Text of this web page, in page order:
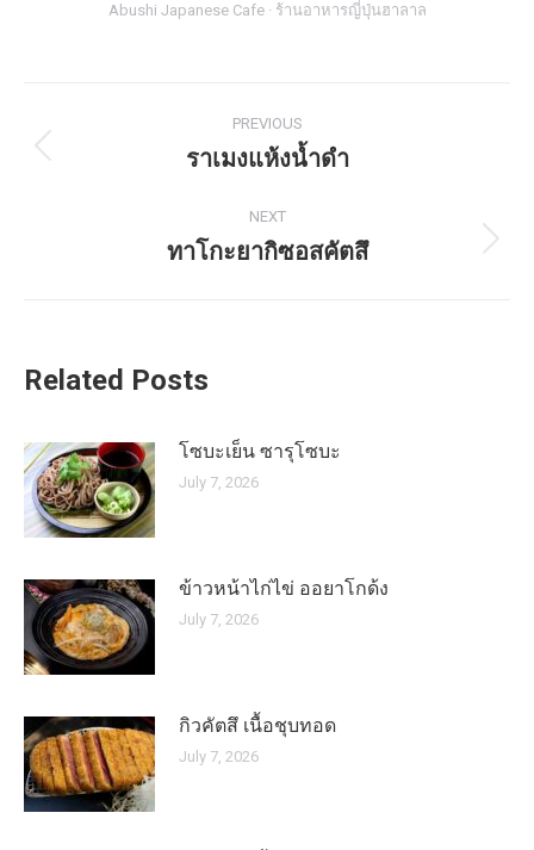
Abushi Japanese Cafe · ร้านอาหารญี่ปุ่นฮาลาล
navigation
PREVIOUS
Previous
ราเมงแห้งน้ำดำ
NEXT
Next
ทาโกะยากิซอสคัตสึ
Related Posts
โซบะเย็น ซารุโซบะ
July 7, 2026
ข้าวหน้าไก่ไข่ ออยาโกด้ง
July 7, 2026
กิวคัตสึ เนื้อชุบทอด
July 7, 2026